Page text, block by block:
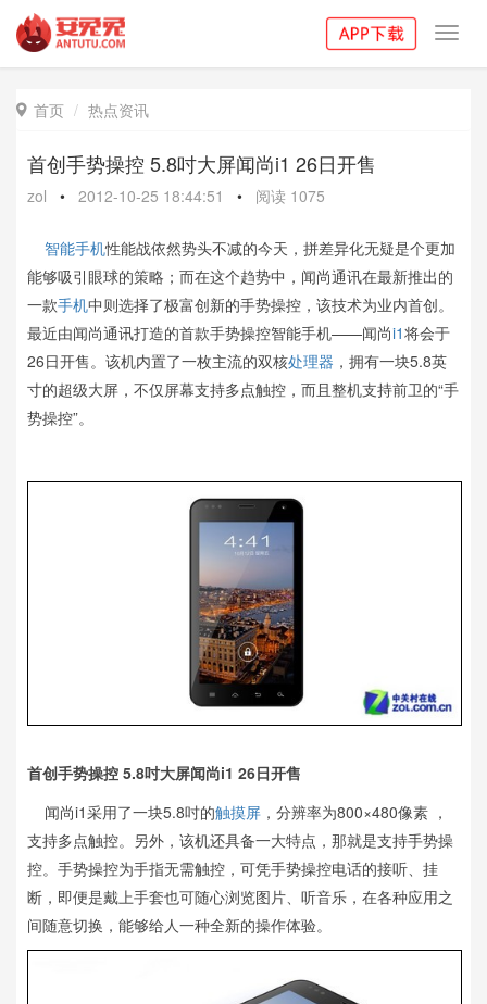
 首页 热点资讯
首创手势操控 5.8吋大屏闻尚i1 26日开售
zol • 2012-10-25 18:44:51 • 阅读 1075
智能手机性能战依然势头不减的今天，拼差异化无疑是个更加
能够吸引眼球的策略；而在这个趋势中，闻尚通讯在最新推出的
一款手机中则选择了极富创新的手势操控，该技术为业内首创。
最近由闻尚通讯打造的首款手势操控智能手机——闻尚i1将会于
26日开售。该机内置了一枚主流的双核处理器 ，拥有一块5.8英
寸的超级大屏，不仅屏幕支持多点触控，而且整机支持前卫的“手
势操控”。
首创手势操控 5.8吋大屏闻尚i1 26日开售
闻尚i1采用了一块5.8吋的触摸屏 ，分辨率为800×480像素 ，
支持多点触控。另外，该机还具备一大特点，那就是支持手势操
控。手势操控为手指无需触控，可凭手势操控电话的接听、挂
断，即便是戴上手套也可随心浏览图片、听音乐，在各种应用之
间随意切换，能够给人一种全新的操作体验。